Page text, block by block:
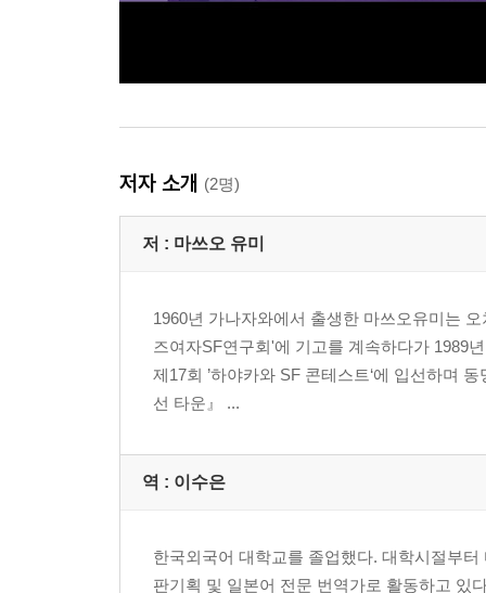
저자 소개 (2명)
저 : 마쓰오 유미
1960년 가나자와에서 출생한 마쓰오유미는
즈여자SF연구회'에 기고를 계속하다가 1989
제17회 ’하야카와 SF 콘테스트‘에 입선하며
선 타운』 ...
역 : 이수은
한국외국어 대학교를 졸업했다. 대학시절부
판기획 및 일본어 전문 번역가로 활동하고 있